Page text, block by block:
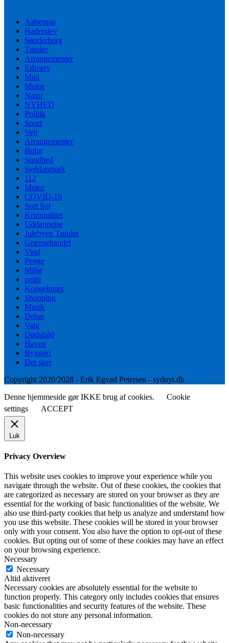
Aabenraa
Haderslev
Sønderborg
Tønder
Arrangementer
Erhverv
Mad
Motor
Natur
NYHED
Politik
Sport
Vejr
Arrangementer
Bolig
Sundhed
Syddanmark
112
Motor
COVID-19
Sort Sol
Kriminalitet
Uddannelse
Julebyen Tønder
Grænsehandel
Vind
Penge
Miljø
politi
Kongehuset
Shopping
Musik
Debat
Valg
Dødsfald
Haven
Byggeri
Det sker
Copyright 2020/2028 - Erik Egvad Petersen - sydnyt.dk
Denne hjemmeside gør IKKE brug af cookies.
Cookie
settings
ACCEPT
Luk
Privacy Overview
This website uses cookies to improve your experience while you
navigate through the website. Out of these cookies, the cookies that
are categorized as necessary are stored on your browser as they are
essential for the working of basic functionalities of the website. We
also use third-party cookies that help us analyze and understand how
you use this website. These cookies will be stored in your browser
only with your consent. You also have the option to opt-out of these
cookies. But opting out of some of these cookies may have an effect
on your browsing experience.
Necessary
Necessary
Altid aktiveret
Necessary cookies are absolutely essential for the website to
function properly. This category only includes cookies that ensures
basic functionalities and security features of the website. These
cookies do not store any personal information.
Non-necessary
Non-necessary